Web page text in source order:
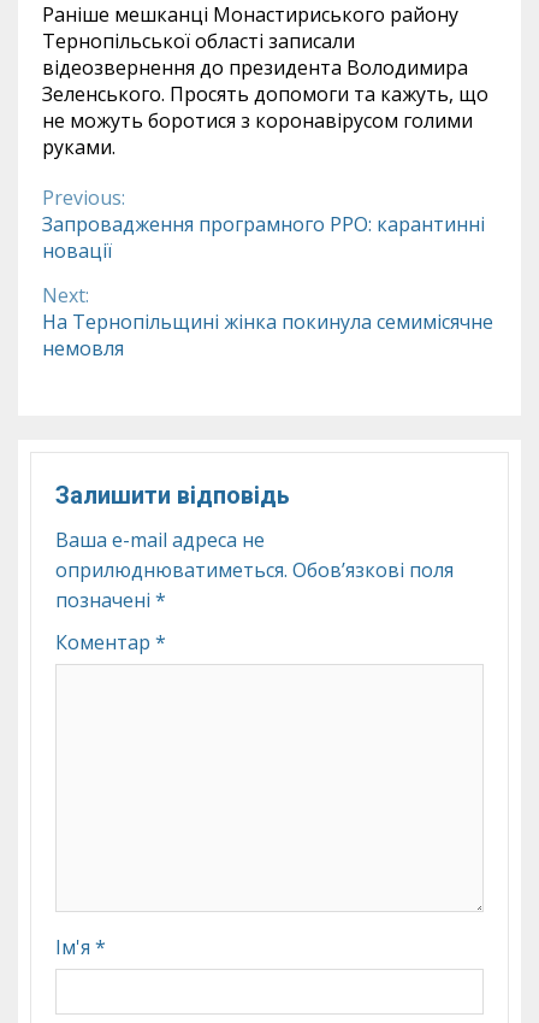
Раніше мешканці Монастириського району
Тернопільської області записали
відеозвернення до президента Володимира
Зеленського. Просять допомоги та кажуть, що
не можуть боротися з коронавірусом голими
руками.
Continue
Reading
Previous:
Запровадження програмного РРО: карантинні
новації
Next:
На Тернопільщині жінка покинула семимісячне
немовля
Залишити відповідь
Ваша e-mail адреса не
оприлюднюватиметься. Обов’язкові поля
позначені *
Коментар *
Ім'я *